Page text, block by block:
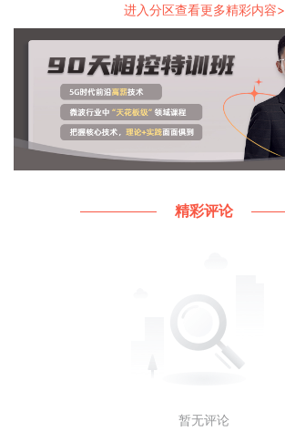
进入分区查看更多精彩内容>
精彩评论
暂无评论